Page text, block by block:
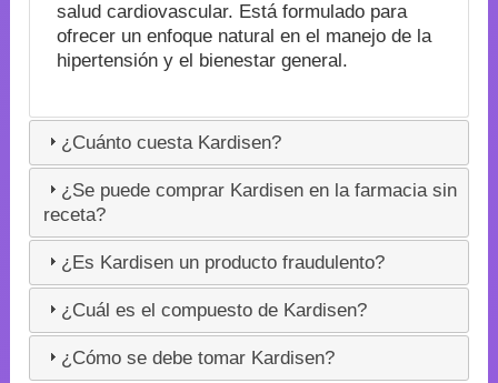
salud cardiovascular. Está formulado para
ofrecer un enfoque natural en el manejo de la
hipertensión y el bienestar general.
¿Cuánto cuesta Kardisen?
¿Se puede comprar Kardisen en la farmacia sin
receta?
¿Es Kardisen un producto fraudulento?
¿Cuál es el compuesto de Kardisen?
¿Cómo se debe tomar Kardisen?